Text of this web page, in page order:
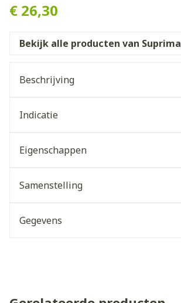
€ 26,30
Bekijk alle producten van Suprima
Beschrijving
Indicatie
Eigenschappen
Samenstelling
Gegevens